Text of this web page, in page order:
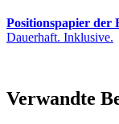
Positionspapier der
Dauerhaft. Inklusive.
Verwandte